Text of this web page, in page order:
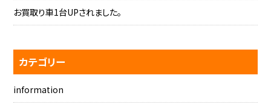
お買取り車1台UPされました。
カテゴリー
information